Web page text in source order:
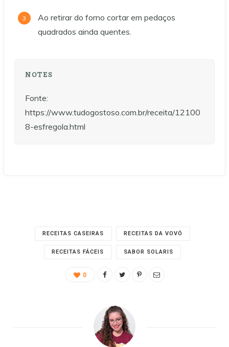
Ao retirar do forno cortar em pedaços
quadrados ainda quentes.
NOTES
Fonte:
https://www.tudogostoso.com.br/receita/12100
8-esfregola.html
RECEITAS CASEIRAS RECEITAS DA VOVÓ
RECEITAS FÁCEIS SABOR SOLARIS
0